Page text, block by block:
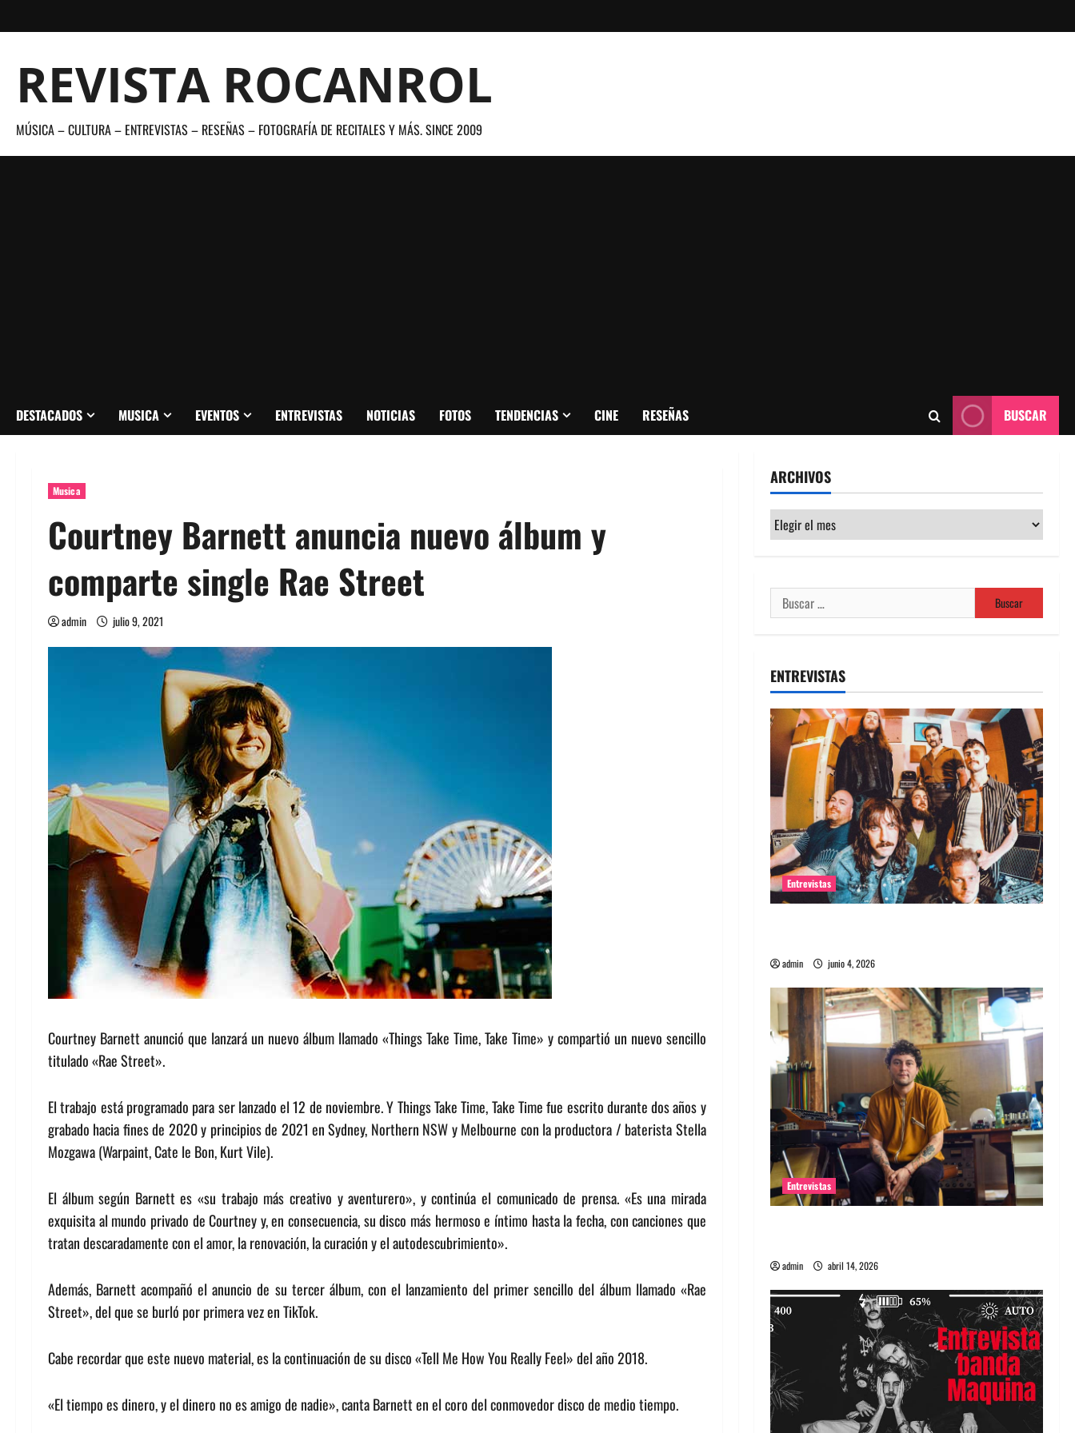
al
REVISTA ROCANROL
MÚSICA – CULTURA – ENTREVISTAS – RESEÑAS – FOTOGRAFÍA DE RECITALES Y MÁS. SINCE 2009
DESTACADOS MUSICA EVENTOS ENTREVISTAS NOTICIAS FOTOS TENDENCIAS CINE RESEÑAS BUSCAR
Musica
Courtney Barnett anuncia nuevo álbum y
comparte single Rae Street
admin julio 9, 2021
Courtney Barnett anunció que lanzará un nuevo álbum llamado «Things Take Time, Take Time» y compartió un nuevo sencillo
titulado «Rae Street».
El trabajo está programado para ser lanzado el 12 de noviembre. Y Things Take Time, Take Time fue escrito durante dos años y
grabado hacia fines de 2020 y principios de 2021 en Sydney, Northern NSW y Melbourne con la productora / baterista Stella
Mozgawa (Warpaint, Cate le Bon, Kurt Vile).
El álbum según Barnett es «su trabajo más creativo y aventurero», y continúa el comunicado de prensa. «Es una mirada
exquisita al mundo privado de Courtney y, en consecuencia, su disco más hermoso e íntimo hasta la fecha, con canciones que
tratan descaradamente con el amor, la renovación, la curación y el autodescubrimiento».
Además, Barnett acompañó el anuncio de su tercer álbum, con el lanzamiento del primer sencillo del álbum llamado «Rae
Street», del que se burló por primera vez en TikTok.
Cabe recordar que este nuevo material, es la continuación de su disco «Tell Me How You Really Feel» del año 2018.
«El tiempo es dinero, y el dinero no es amigo de nadie», canta Barnett en el coro del conmovedor disco de medio tiempo.
ARCHIVOS
Archivos
Buscar:
ENTREVISTAS
Entrevistas
admin junio 4, 2026
Entrevistas
admin abril 14, 2026